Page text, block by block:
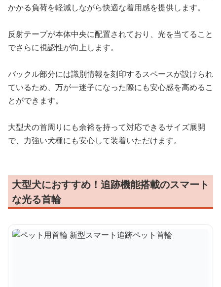
かかる負荷を軽減しながら快適な着用感を提供します。
反射テープが本体中央に配置されており、光を当てること
でさらに視認性が向上します。
バックル部分には識別情報を刻印するスペースが設けられ
ているため、万が一迷子になった際にも安心感を高めるこ
とができます。
大型犬の首周りにも余裕を持って対応できるサイズ展開
で、力強い犬種にも安心して装着いただけます。
大型犬におすすめ！追跡機能搭載のスマート
な光る首輪